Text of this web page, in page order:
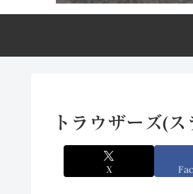
トラウザーズ(
X